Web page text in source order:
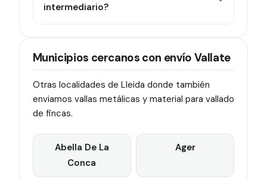
intermediario?
Municipios cercanos con envío Vallate
Otras localidades de Lleida donde también
enviamos vallas metálicas y material para vallado
de fincas.
Abella De La
Conca
Ager